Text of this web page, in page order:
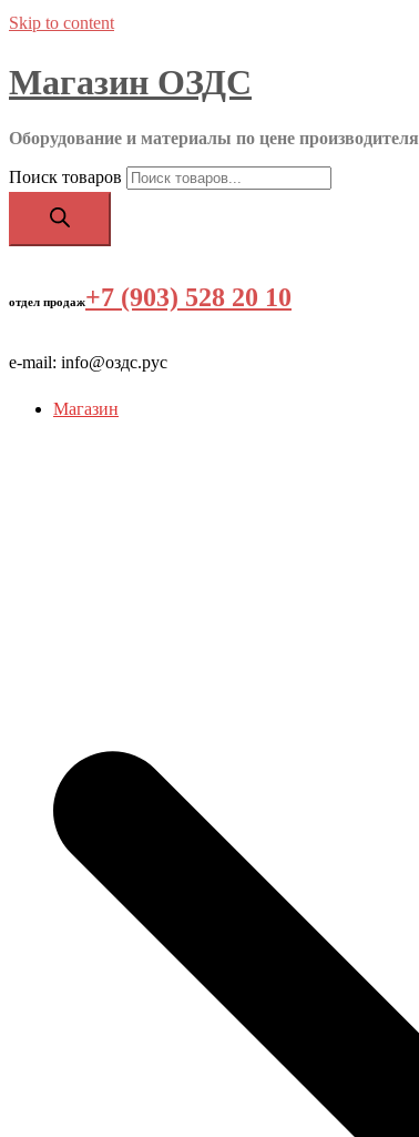
Skip to content
Магазин ОЗДС
Оборудование и материалы по цене производителя
Поиск товаров
отдел продаж+7 (903) 528 20 10
e-mail: info@оздс.рус
Магазин